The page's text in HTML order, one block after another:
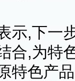
示,下一
合,为特
特色产